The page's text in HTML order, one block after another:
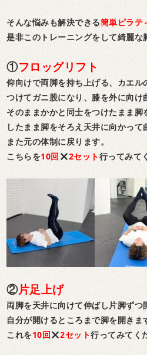
そんな悩みも解決できる簡単ピラテ
是非このトレーニングをして綺麗な
①フロッグリフト
仰向けで両脚を持ち上げる、カエル
つけてガニ股になり、膝を外に向け
そのままかかと同士をつけたまま脚
したまま脚をそろえ天井に向かって
また元の体制に戻ります。
こちらを10回 2セット行ってみて
②片足上げ
両脚を天井に向けて伸ばし片脚ずつ
自分が開けるところまで脚を開きま
これを10回 2セット行ってみてく